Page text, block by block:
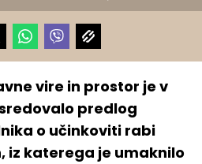
vire in prostor je v
predlog
o učinkoviti rabi
iz katerega je umaknilo